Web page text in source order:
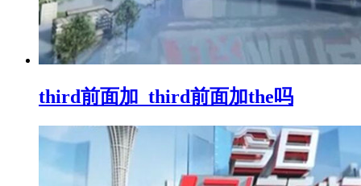
third前面加_third前面加the吗